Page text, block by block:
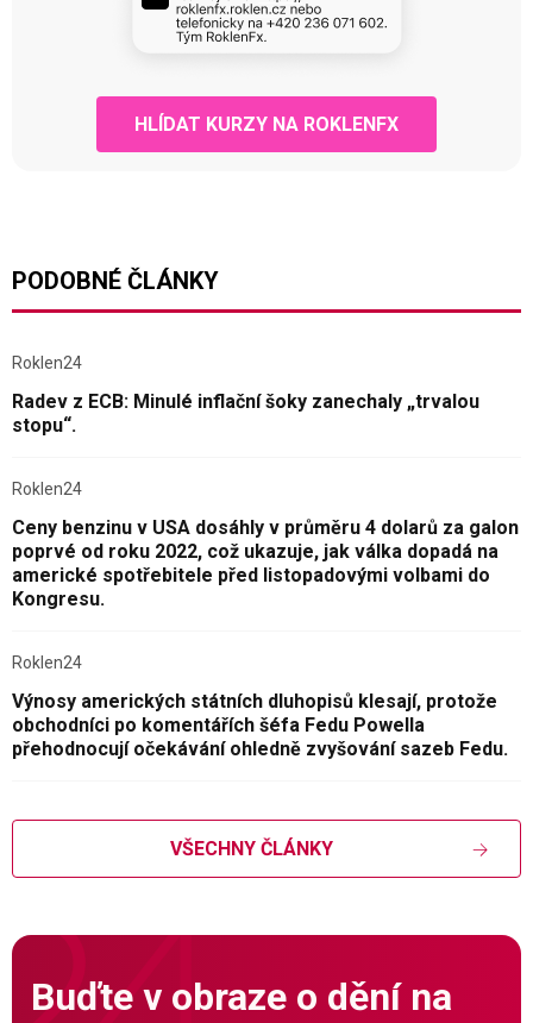
HLÍDAT KURZY NA ROKLENFX
PODOBNÉ ČLÁNKY
Roklen24
Radev z ECB: Minulé inflační šoky zanechaly „trvalou
stopu“.
Roklen24
Ceny benzinu v USA dosáhly v průměru 4 dolarů za galon
poprvé od roku 2022, což ukazuje, jak válka dopadá na
americké spotřebitele před listopadovými volbami do
Kongresu.
Roklen24
Výnosy amerických státních dluhopisů klesají, protože
obchodníci po komentářích šéfa Fedu Powella
přehodnocují očekávání ohledně zvyšování sazeb Fedu.
VŠECHNY ČLÁNKY
Buďte v obraze o dění na